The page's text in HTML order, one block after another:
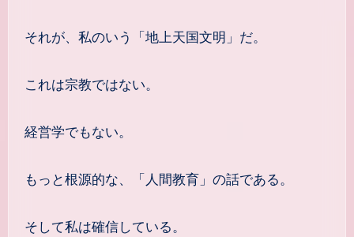
それが、私のいう「地上天国文明」だ。
これは宗教ではない。
経営学でもない。
もっと根源的な、「人間教育」の話である。
そして私は確信している。